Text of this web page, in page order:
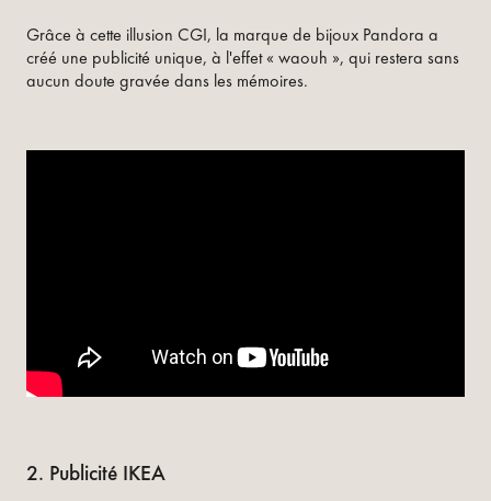
Grâce à cette illusion CGI, la marque de bijoux Pandora a
créé une publicité unique, à l'effet « waouh », qui restera sans
aucun doute gravée dans les mémoires.
2. Publicité IKEA